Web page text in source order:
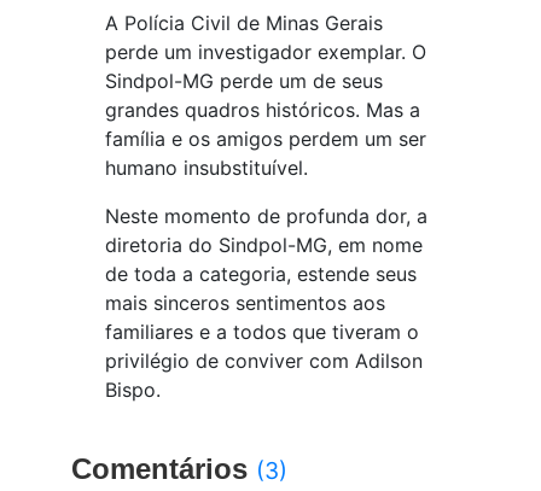
A Polícia Civil de Minas Gerais
perde um investigador exemplar. O
Sindpol-MG perde um de seus
grandes quadros históricos. Mas a
família e os amigos perdem um ser
humano insubstituível.
Neste momento de profunda dor, a
diretoria do Sindpol-MG, em nome
de toda a categoria, estende seus
mais sinceros sentimentos aos
familiares e a todos que tiveram o
privilégio de conviver com Adilson
Bispo.
Comentários (3)